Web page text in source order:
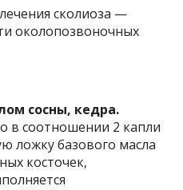
сколиоза —
околопозвоночных
сосны, кедра.
в соотношении 2 капли
ложку базового масла
косточек,